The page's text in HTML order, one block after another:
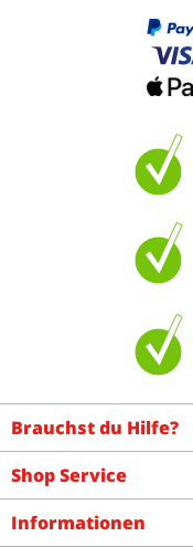
Brauchst du Hilfe?
Shop Service
Informationen